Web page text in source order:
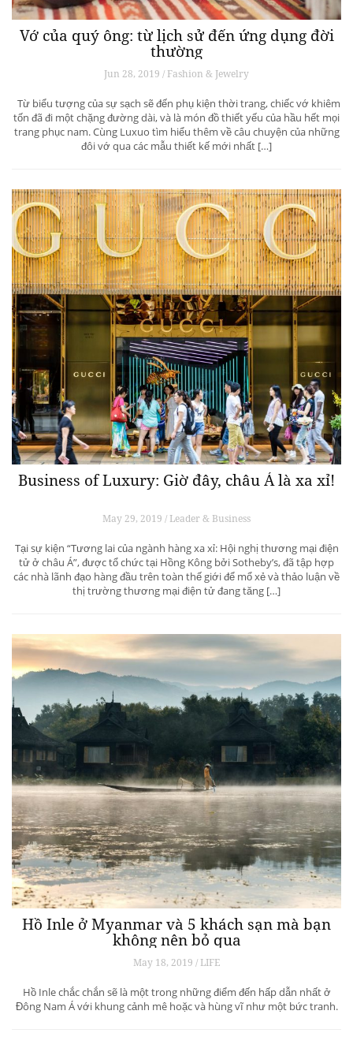
Vớ của quý ông: từ lịch sử đến ứng dụng đời
thường
Jun 28, 2019 / Fashion & Jewelry
Từ biểu tượng của sự sạch sẽ đến phụ kiện thời trang, chiếc vớ khiêm
tốn đã đi một chặng đường dài, và là món đồ thiết yếu của hầu hết mọi
trang phục nam. Cùng Luxuo tìm hiểu thêm về câu chuyện của những
đôi vớ qua các mẫu thiết kế mới nhất […]
Business of Luxury: Giờ đây, châu Á là xa xỉ!
May 29, 2019 / Leader & Business
Tại sự kiện “Tương lai của ngành hàng xa xỉ: Hội nghị thương mại điện
tử ở châu Á”, được tổ chức tại Hồng Kông bởi Sotheby’s, đã tập hợp
các nhà lãnh đạo hàng đầu trên toàn thế giới để mổ xẻ và thảo luận về
thị trường thương mại điện tử đang tăng […]
Hồ Inle ở Myanmar và 5 khách sạn mà bạn
không nên bỏ qua
May 18, 2019 / LIFE
Hồ Inle chắc chắn sẽ là một trong những điểm đến hấp dẫn nhất ở
Đông Nam Á với khung cảnh mê hoặc và hùng vĩ như một bức tranh.